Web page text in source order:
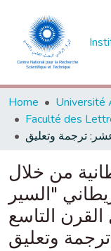
Home
من خلال
"السير
التاسع
وتعليق